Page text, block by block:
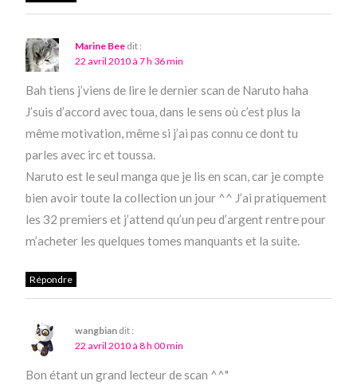
Marine Bee dit :
22 avril 2010 à 7 h 36 min
Bah tiens j’viens de lire le dernier scan de Naruto haha
J’suis d’accord avec toua, dans le sens où c’est plus la
même motivation, même si j’ai pas connu ce dont tu
parles avec irc et toussa.
Naruto est le seul manga que je lis en scan, car je compte
bien avoir toute la collection un jour ^^ J’ai pratiquement
les 32 premiers et j’attend qu’un peu d’argent rentre pour
m’acheter les quelques tomes manquants et la suite.
Répondre
wangbian dit :
22 avril 2010 à 8 h 00 min
Bon étant un grand lecteur de scan ^^"